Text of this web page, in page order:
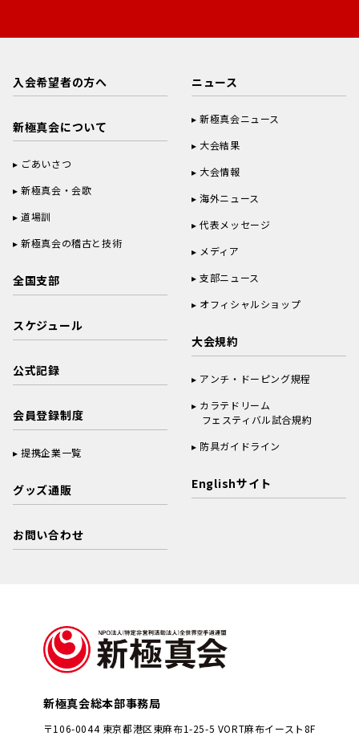
入会希望者の方へ
新極真会について
ごあいさつ
新極真会・会歌
道場訓
新極真会の稽古と技術
全国支部
スケジュール
公式記録
会員登録制度
提携企業一覧
グッズ通販
お問い合わせ
ニュース
新極真会ニュース
大会結果
大会情報
海外ニュース
代表メッセージ
メディア
支部ニュース
オフィシャルショップ
大会規約
アンチ・ドーピング規程
カラテドリーム
フェスティバル試合規約
防具ガイドライン
Englishサイト
新極真会総本部事務局
〒106-0044 東京都港区東麻布1-25-5 VORT麻布イースト8F